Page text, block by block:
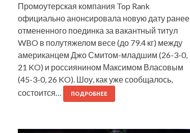
Промоутерская компания Top Rank
официально анонсировала новую дату ранее
отмененного поединка за вакантный титул
WBO в полутяжелом весе (до 79.4 кг) между
американцем Джо Смитом-младшим (26-3-0,
21 KO) и россиянином Максимом Власовым
(45-3-0, 26 KO). Шоу, как уже сообщалось,
состоится…
ПОДРОБНЕЕ